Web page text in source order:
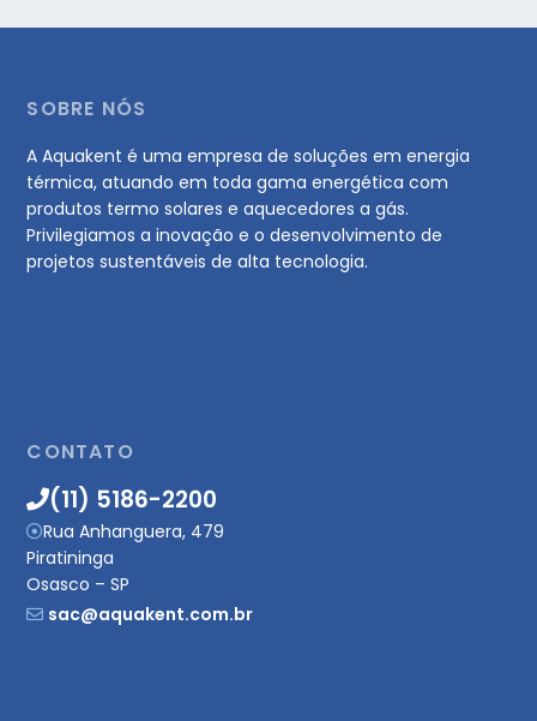
SOBRE NÓS
A Aquakent é uma empresa de soluções em energia
térmica, atuando em toda gama energética com
produtos termo solares e aquecedores a gás.
Privilegiamos a inovação e o desenvolvimento de
projetos sustentáveis de alta tecnologia.
CONTATO
(11) 5186-2200
Rua Anhanguera, 479
Piratininga
Osasco – SP
sac@aquakent.com.br